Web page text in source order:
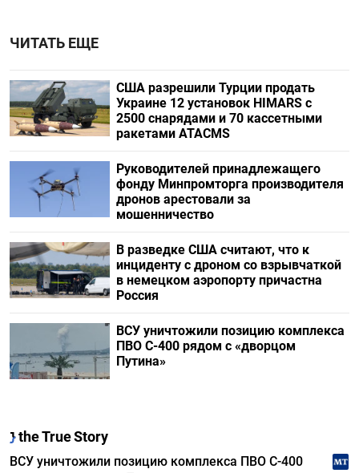
ЧИТАТЬ ЕЩЕ
США разрешили Турции продать
Украине 12 установок HIMARS с
2500 снарядами и 70 кассетными
ракетами ATACMS
Руководителей принадлежащего
фонду Минпромторга производителя
дронов арестовали за
мошенничество
В разведке США считают, что к
инциденту с дроном со взрывчаткой
в немецком аэропорту причастна
Россия
ВСУ уничтожили позицию комплекса
ПВО С-400 рядом с «дворцом
Путина»